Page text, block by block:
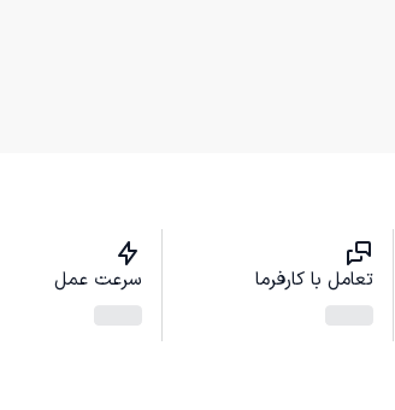
تعامل با کارفرما سرعت عمل